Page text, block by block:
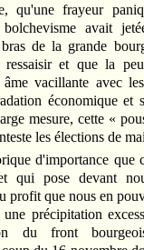
qu'une frayeur
avait
de la grande
et que la
vacillante avec
économique et
mesure, cette «
les élections de
d'importance que
qui pose devant
profit que nous en
précipitation
du front